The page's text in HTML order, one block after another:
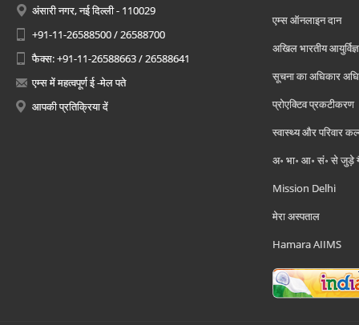
अंसारी नगर, नई दिल्ली - 110029
+91-11-26588500 / 26588700
फैक्स: +91-11-26588663 / 26588641
एम्स में महत्वपूर्ण ई -मेल पते
आपकी प्रतिक्रिया दें
एम्स ऑनलाइन दान
अखिल भारतीय
सूचना का अधिकार
प्रोएक्टिव प्रकटीकरण
स्वास्थ्य और परिवार
अ॰ भा॰ आ॰ सं॰ से जुड़े
Mission Delhi
मेरा अस्पताल
Hamara AIIMS